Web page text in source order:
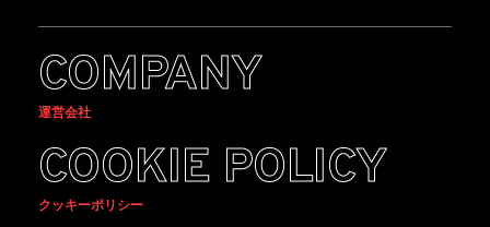
COMPANY
運営会社
COOKIE POLICY
クッキーポリシー